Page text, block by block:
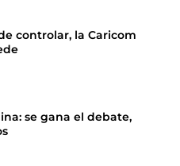
controlar, la Caricom
se gana el debate,